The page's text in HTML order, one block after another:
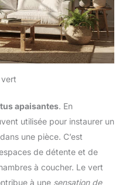
apaisantes. En
utilisée pour instaurer un
une pièce. C’est
de détente et de
à coucher. Le vert
à une sensation de